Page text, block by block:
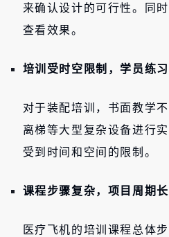
来确认设计的可行性。同
查看效果。
培训受时空限制，学员练
对于装配培训，书面教学
离梯等大型复杂设备进行
受到时间和空间的限制。
课程步骤复杂，项目周期长
医疗飞机的培训课程总体